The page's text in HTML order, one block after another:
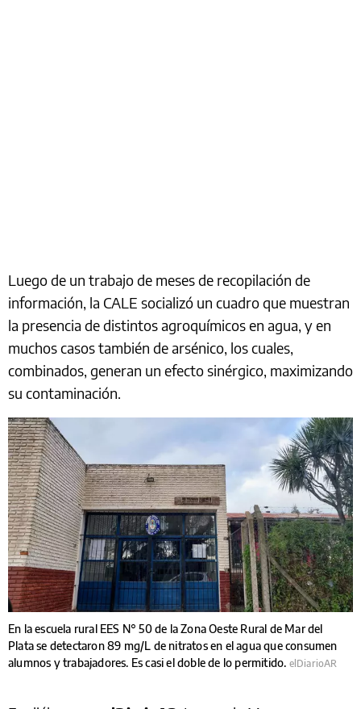
Luego de un trabajo de meses de recopilación de
información, la CALE socializó un cuadro que muestran
la presencia de distintos agroquímicos en agua, y en
muchos casos también de arsénico, los cuales,
combinados, generan un efecto sinérgico, maximizando
su contaminación.
En la escuela rural EES N° 50 de la Zona Oeste Rural de Mar del
Plata se detectaron 89 mg/L de nitratos en el agua que consumen
alumnos y trabajadores. Es casi el doble de lo permitido. elDiarioAR